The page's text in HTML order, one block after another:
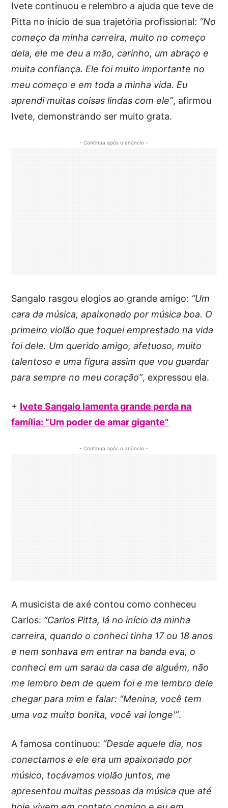
Ivete continuou e relembro a ajuda que teve de
Pitta no início de sua trajetória profissional: “No
começo da minha carreira, muito no começo
dela, ele me deu a mão, carinho, um abraço e
muita confiança. Ele foi muito importante no
meu começo e em toda a minha vida. Eu
aprendi muitas coisas lindas com ele”, afirmou
Ivete, demonstrando ser muito grata.
- Continua após o anúncio -
Sangalo rasgou elogios ao grande amigo: “Um
cara da música, apaixonado por música boa. O
primeiro violão que toquei emprestado na vida
foi dele. Um querido amigo, afetuoso, muito
talentoso e uma figura assim que vou guardar
para sempre no meu coração”, expressou ela.
+ Ivete Sangalo lamenta grande perda na
família: “Um poder de amar gigante”
- Continua após o anúncio -
A musicista de axé contou como conheceu
Carlos: “Carlos Pitta, lá no início da minha
carreira, quando o conheci tinha 17 ou 18 anos
e nem sonhava em entrar na banda eva, o
conheci em um sarau da casa de alguém, não
me lembro bem de quem foi e me lembro dele
chegar para mim e falar: “Menina, você tem
uma voz muito bonita, você vai longe'”.
A famosa continuou: “Desde aquele dia, nos
conectamos e ele era um apaixonado por
músico, tocávamos violão juntos, me
apresentou muitas pessoas da música que até